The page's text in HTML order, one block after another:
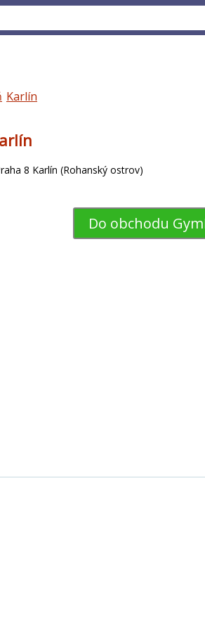
Karlín
8 Karlín (Rohanský ostrov)
Do obchodu